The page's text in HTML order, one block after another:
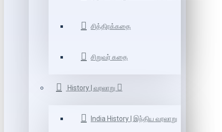
சித்திரக்கதை
சிறுவர் கதை
History | வரலாறு
India History | இந்திய வரலாறு